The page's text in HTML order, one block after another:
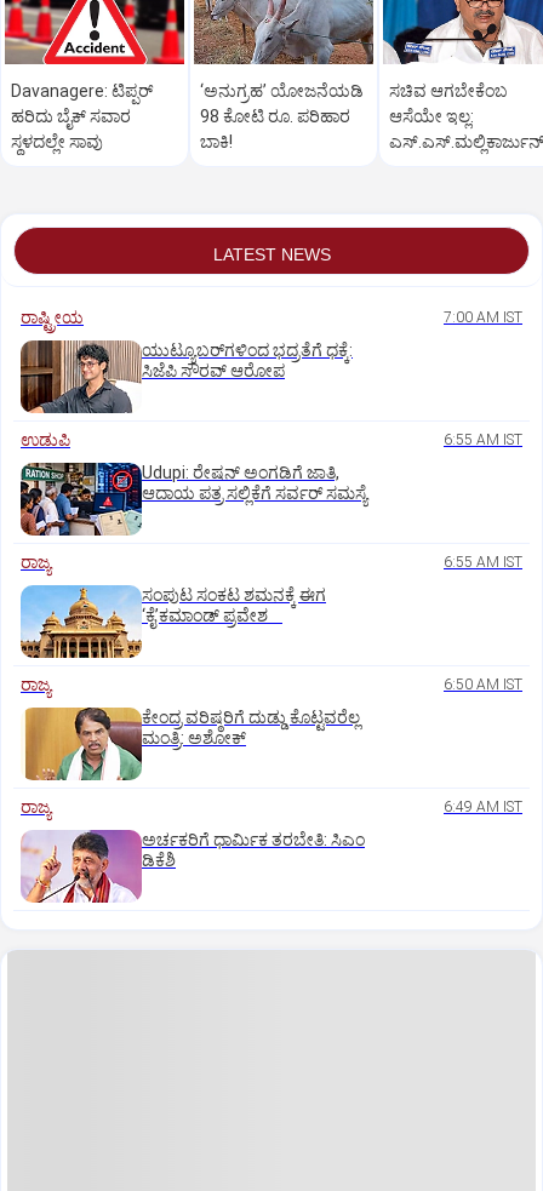
Davanagere: ಟಿಪ್ಪರ್
ಹರಿದು ಬೈಕ್ ಸವಾರ
ಸ್ಥಳದಲ್ಲೇ ಸಾವು
‘ಅನುಗ್ರಹ’ ಯೋಜನೆಯಡಿ
98 ಕೋಟಿ ರೂ. ಪರಿಹಾರ
ಬಾಕಿ!
ಸಚಿವ ಆಗಬೇಕೆಂಬ
ಆಸೆಯೇ ಇಲ್ಲ:
ಎಸ್‌.ಎಸ್.ಮಲ್ಲಿಕಾರ್ಜುನ್‌
LATEST NEWS
ರಾಷ್ಟ್ರೀಯ 7:00 AM IST
ಯುಟ್ಯೂಬರ್‌ಗಳಿಂದ ಭದ್ರತೆಗೆ ಧಕ್ಕೆ:
ಸಿಜೆಪಿ ಸೌರವ್‌ ಆರೋಪ
ಉಡುಪಿ 6:55 AM IST
Udupi: ರೇಷನ್‌ ಅಂಗಡಿಗೆ ಜಾತಿ,
ಆದಾಯ ಪತ್ರ ಸಲ್ಲಿಕೆಗೆ ಸರ್ವರ್‌ ಸಮಸ್ಯೆ
ರಾಜ್ಯ 6:55 AM IST
ಸಂಪುಟ ಸಂಕಟ ಶಮನಕ್ಕೆ ಈಗ
‘ಕೈ’ಕಮಾಂಡ್‌ ಪ್ರವೇಶ
ರಾಜ್ಯ 6:50 AM IST
ಕೇಂದ್ರ ವರಿಷ್ಠರಿಗೆ ದುಡ್ಡು ಕೊಟ್ಟವರೆಲ್ಲ
ಮಂತ್ರಿ: ಅಶೋಕ್
ರಾಜ್ಯ 6:49 AM IST
ಅರ್ಚಕರಿಗೆ ಧಾರ್ಮಿಕ ತರಬೇತಿ: ಸಿಎಂ
ಡಿಕೆಶಿ